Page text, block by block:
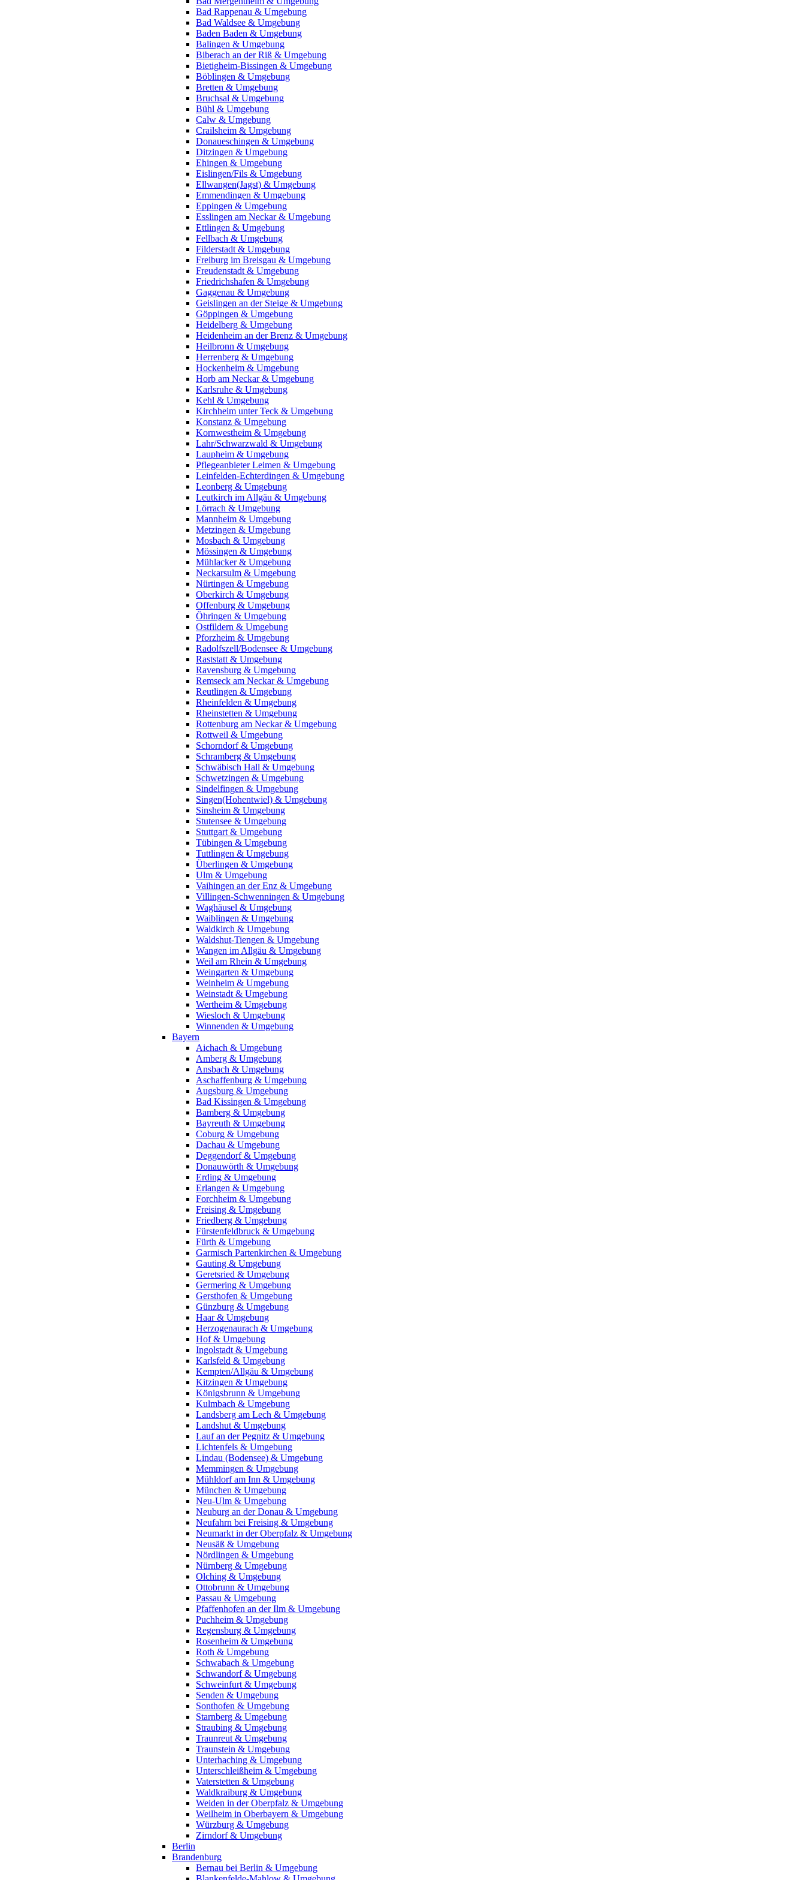
Bad Rappenau & Umgebung
Bad Waldsee & Umgebung
Baden Baden & Umgebung
Balingen & Umgebung
Biberach an der Riß & Umgebung
Bietigheim-Bissingen & Umgebung
Böblingen & Umgebung
Bretten & Umgebung
Bruchsal & Umgebung
Bühl & Umgebung
Calw & Umgebung
Crailsheim & Umgebung
Donaueschingen & Umgebung
Ditzingen & Umgebung
Ehingen & Umgebung
Eislingen/Fils & Umgebung
Ellwangen(Jagst) & Umgebung
Emmendingen & Umgebung
Eppingen & Umgebung
Esslingen am Neckar & Umgebung
Ettlingen & Umgebung
Fellbach & Umgebung
Filderstadt & Umgebung
Freiburg im Breisgau & Umgebung
Freudenstadt & Umgebung
Friedrichshafen & Umgebung
Gaggenau & Umgebung
Geislingen an der Steige & Umgebung
Göppingen & Umgebung
Heidelberg & Umgebung
Heidenheim an der Brenz & Umgebung
Heilbronn & Umgebung
Herrenberg & Umgebung
Hockenheim & Umgebung
Horb am Neckar & Umgebung
Karlsruhe & Umgebung
Kehl & Umgebung
Kirchheim unter Teck & Umgebung
Konstanz & Umgebung
Kornwestheim & Umgebung
Lahr/Schwarzwald & Umgebung
Laupheim & Umgebung
Pflegeanbieter Leimen & Umgebung
Leinfelden-Echterdingen & Umgebung
Leonberg & Umgebung
Leutkirch im Allgäu & Umgebung
Lörrach & Umgebung
Mannheim & Umgebung
Metzingen & Umgebung
Mosbach & Umgebung
Mössingen & Umgebung
Mühlacker & Umgebung
Neckarsulm & Umgebung
Nürtingen & Umgebung
Oberkirch & Umgebung
Offenburg & Umgebung
Öhringen & Umgebung
Ostfildern & Umgebung
Pforzheim & Umgebung
Radolfszell/Bodensee & Umgebung
Raststatt & Umgebung
Ravensburg & Umgebung
Remseck am Neckar & Umgebung
Reutlingen & Umgebung
Rheinfelden & Umgebung
Rheinstetten & Umgebung
Rottenburg am Neckar & Umgebung
Rottweil & Umgebung
Schorndorf & Umgebung
Schramberg & Umgebung
Schwäbisch Hall & Umgebung
Schwetzingen & Umgebung
Sindelfingen & Umgebung
Singen(Hohentwiel) & Umgebung
Sinsheim & Umgebung
Stutensee & Umgebung
Stuttgart & Umgebung
Tübingen & Umgebung
Tuttlingen & Umgebung
Überlingen & Umgebung
Ulm & Umgebung
Vaihingen an der Enz & Umgebung
Villingen-Schwenningen & Umgebung
Waghäusel & Umgebung
Waiblingen & Umgebung
Waldkirch & Umgebung
Waldshut-Tiengen & Umgebung
Wangen im Allgäu & Umgebung
Weil am Rhein & Umgebung
Weingarten & Umgebung
Weinheim & Umgebung
Weinstadt & Umgebung
Wertheim & Umgebung
Wiesloch & Umgebung
Winnenden & Umgebung
Bayern
Aichach & Umgebung
Amberg & Umgebung
Ansbach & Umgebung
Aschaffenburg & Umgebung
Augsburg & Umgebung
Bad Kissingen & Umgebung
Bamberg & Umgebung
Bayreuth & Umgebung
Coburg & Umgebung
Dachau & Umgebung
Deggendorf & Umgebung
Donauwörth & Umgebung
Erding & Umgebung
Erlangen & Umgebung
Forchheim & Umgebung
Freising & Umgebung
Friedberg & Umgebung
Fürstenfeldbruck & Umgebung
Fürth & Umgebung
Garmisch Partenkirchen & Umgebung
Gauting & Umgebung
Geretsried & Umgebung
Germering & Umgebung
Gersthofen & Umgebung
Günzburg & Umgebung
Haar & Umgebung
Herzogenaurach & Umgebung
Hof & Umgebung
Ingolstadt & Umgebung
Karlsfeld & Umgebung
Kempten/Allgäu & Umgebung
Kitzingen & Umgebung
Königsbrunn & Umgebung
Kulmbach & Umgebung
Landsberg am Lech & Umgebung
Landshut & Umgebung
Lauf an der Pegnitz & Umgebung
Lichtenfels & Umgebung
Lindau (Bodensee) & Umgebung
Memmingen & Umgebung
Mühldorf am Inn & Umgebung
München & Umgebung
Neu-Ulm & Umgebung
Neuburg an der Donau & Umgebung
Neufahrn bei Freising & Umgebung
Neumarkt in der Oberpfalz & Umgebung
Neusäß & Umgebung
Nördlingen & Umgebung
Nürnberg & Umgebung
Olching & Umgebung
Ottobrunn & Umgebung
Passau & Umgebung
Pfaffenhofen an der Ilm & Umgebung
Puchheim & Umgebung
Regensburg & Umgebung
Rosenheim & Umgebung
Roth & Umgebung
Schwabach & Umgebung
Schwandorf & Umgebung
Schweinfurt & Umgebung
Senden & Umgebung
Sonthofen & Umgebung
Starnberg & Umgebung
Straubing & Umgebung
Traunreut & Umgebung
Traunstein & Umgebung
Unterhaching & Umgebung
Unterschleißheim & Umgebung
Vaterstetten & Umgebung
Waldkraiburg & Umgebung
Weiden in der Oberpfalz & Umgebung
Weilheim in Oberbayern & Umgebung
Würzburg & Umgebung
Zirndorf & Umgebung
Berlin
Brandenburg
Bernau bei Berlin & Umgebung